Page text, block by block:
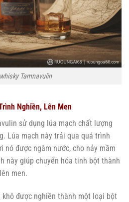
Tamnavulin
Nghiền, Lên Men
sử dụng lúa mạch chất lượng
Lúa mạch này trải qua quá trình
nó được ngâm nước, cho nảy mầm
này giúp chuyển hóa tinh bột thành
men.
khô được nghiền thành một loại bột